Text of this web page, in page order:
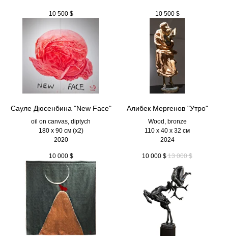
10 500 $ 10 500 $
Сауле Дюсенбина "New Face"
oil on canvas, diptych
180 x 90 см (х2)
2020
10 000 $
Алибек Мергенов "Утро"
Wood, bronze
110 х 40 х 32 см
2024
10 000 $ 13 000 $